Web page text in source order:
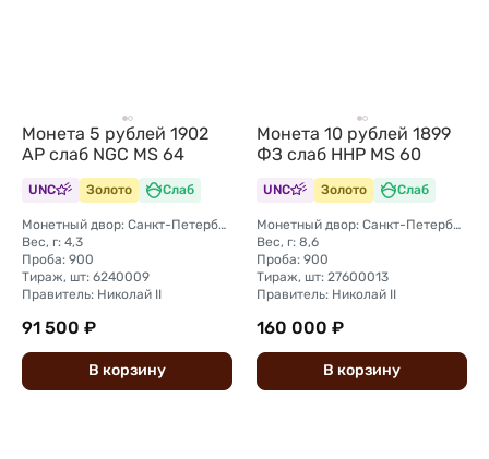
Монета 5 рублей 1902
АР слаб NGC MS 64
UNC Золото Слаб
Монетный двор: Санкт-Петербургский монетный двор
Вес, г: 4,3
Проба: 900
Тираж, шт: 6240009
Правитель: Николай II
91 500 ₽
В корзину
Монета 10 рублей 1899
ФЗ слаб ННР MS 60
UNC Золото Слаб
Монетный двор: Санкт-Петербургский монетный двор
Вес, г: 8,6
Проба: 900
Тираж, шт: 27600013
Правитель: Николай II
160 000 ₽
В корзину